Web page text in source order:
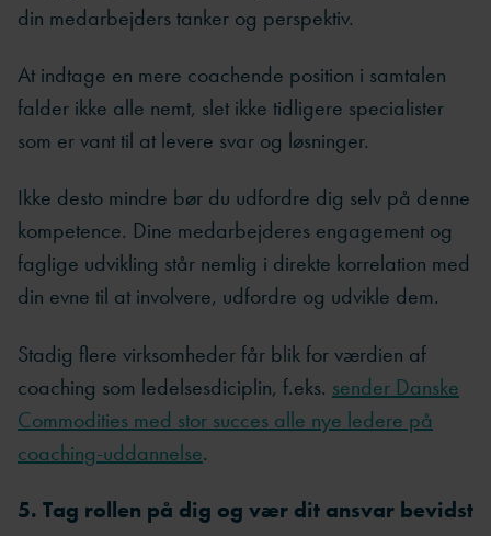
din medarbejders tanker og perspektiv.
At indtage en mere coachende position i samtalen
falder ikke alle nemt, slet ikke tidligere specialister
som er vant til at levere svar og løsninger.
Ikke desto mindre bør du udfordre dig selv på denne
kompetence. Dine medarbejderes engagement og
faglige udvikling står nemlig i direkte korrelation med
din evne til at involvere, udfordre og udvikle dem.
Stadig flere virksomheder får blik for værdien af
coaching som ledelsesdiciplin, f.eks. sender Danske
Commodities med stor succes alle nye ledere på
coaching-uddannelse.
5. Tag rollen på dig og vær dit ansvar bevidst